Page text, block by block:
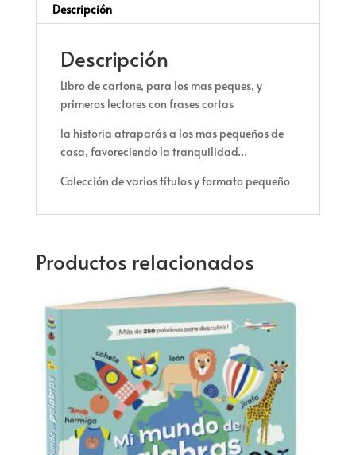
Descripción
Descripción
Libro de cartone, para los mas peques, y
primeros lectores con frases cortas
la historia atraparás a los mas pequeños de
casa, favoreciendo la tranquilidad…
Colección de varios títulos y formato pequeño
Productos relacionados